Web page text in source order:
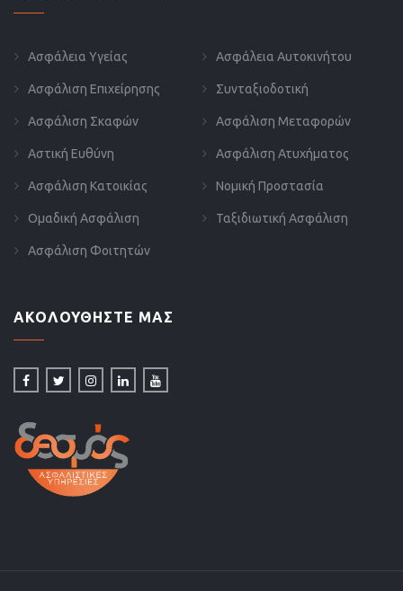
Ασφάλεια Υγείας Ασφάλεια Αυτοκινήτου
Ασφάλιση Επιχείρησης Συνταξιοδοτική
Ασφάλιση Σκαφών Ασφάλιση Μεταφορών
Αστική Ευθύνη Ασφάλιση Ατυχήματος
Ασφάλιση Κατοικίας Νομική Προστασία
Ομαδική Ασφάλιση Ταξιδιωτική Ασφάλιση
Ασφάλιση Φοιτητών
ΑΚΟΛΟΥΘΗΣΤΕ ΜΑΣ